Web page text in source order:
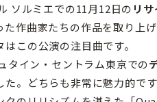
ソルミエでの11月12日の リ
作曲家たちの作品を取り上
この公演の注目曲です。
イン・セントラム東京での
。どちらも非常に魅力的で